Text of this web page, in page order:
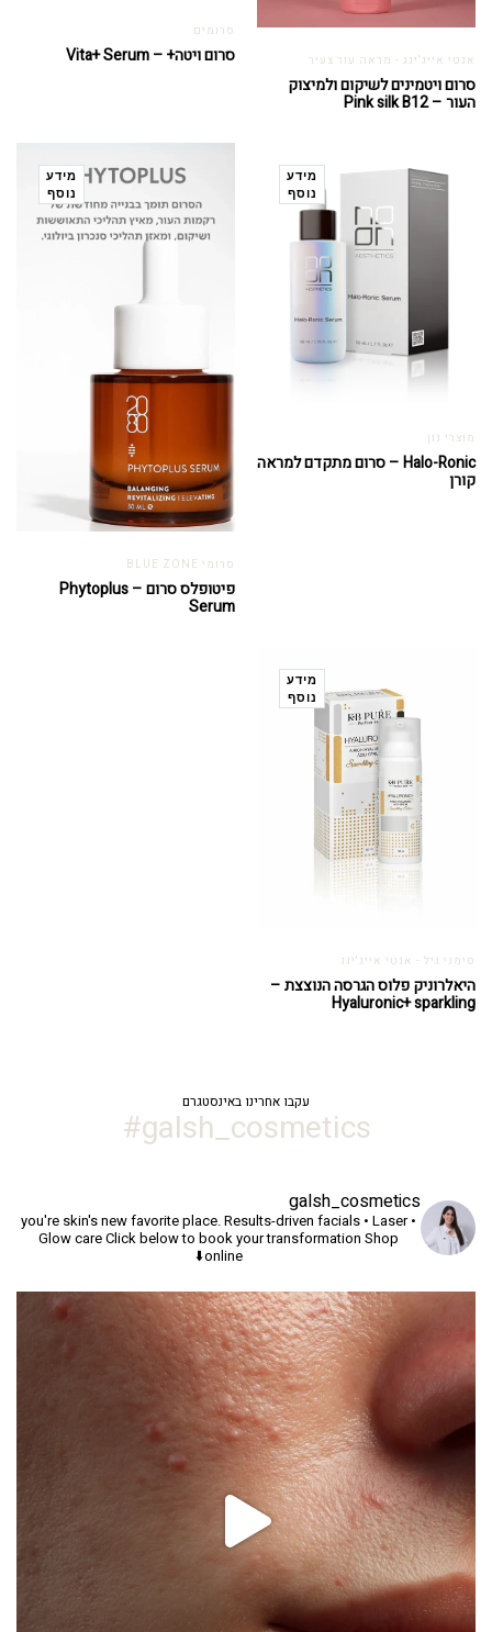
אנטי אייג'ינג - מראה עור צעיר
סרום ויטמינים לשיקום ולמיצוק
העור – Pink silk B12
סרומים
סרום ויטה+ – Vita+ Serum
מידע
נוסף
מוצרי נון
Halo-Ronic – סרום מתקדם למראה
קורן
מידע
נוסף
סרומי BLUE ZONE
פיטופלס סרום – Phytoplus
Serum
מידע
נוסף
סימני גיל - אנטי אייג'ינג
היאלרוניק פלוס הגרסה הנוצצת –
Hyaluronic+ sparkling
עקבו אחרינו באינסטגרם
galsh_cosmetics#
galsh_cosmetics
you're skin's new favorite place.Results-driven facials • Laser •
Glow careClick below to book your transformation Shop
online⬇️